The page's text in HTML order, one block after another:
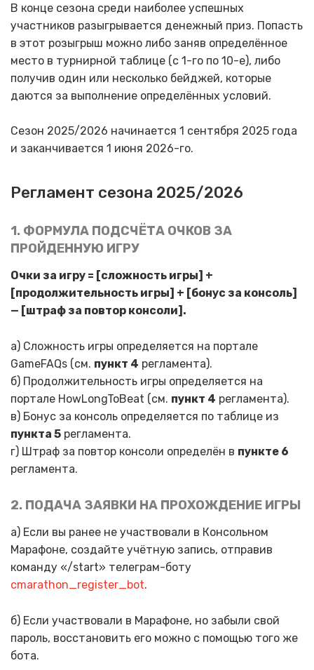
В конце сезона среди наиболее успешных
участников разыгрывается денежный приз. Попасть
в этот розыгрыш можно либо заняв определённое
место в турнирной таблице (с 1-го по 10-е), либо
получив один или несколько бейджей, которые
даются за выполнение определённых условий.
Сезон 2025/2026 начинается 1 сентября 2025 года
и заканчивается 1 июня 2026-го.
Регламент сезона 2025/2026
1. ФОРМУЛА ПОДСЧЁТА ОЧКОВ ЗА
ПРОЙДЕННУЮ ИГРУ
Очки за игру = [сложность игры] +
[продолжительность игры] + [бонус за консоль]
— [штраф за повтор консоли].
а) Сложность игры определяется на портале
GameFAQs (см. пункт 4 регламента).
б) Продолжительность игры определяется на
портале HowLongToBeat (см. пункт 4 регламента).
в) Бонус за консоль определяется по таблице из
пункта 5 регламента.
г) Штраф за повтор консоли определён в пункте 6
регламента.
2. ПОДАЧА ЗАЯВКИ НА ПРОХОЖДЕНИЕ ИГРЫ
а) Если вы ранее не участвовали в Консольном
Марафоне, создайте учётную запись, отправив
команду «/start» телеграм-боту
cmarathon_register_bot.
б) Если участвовали в Марафоне, но забыли свой
пароль, восстановить его можно с помощью того же
бота.